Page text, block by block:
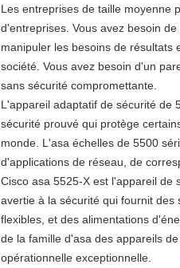
Les entreprises de taille moyenne
d'entreprises. Vous avez besoin
manipuler les besoins de résultats
société. Vous avez besoin d'un
sans sécurité compromettante.
L'appareil adaptatif de sécurité de
sécurité prouvé qui protège
monde. L'asa échelles de 5500
d'applications de réseau, de
Cisco asa 5525-X est l'appareil de
avertie à la sécurité qui fournit
flexibles, et des alimentations
de la famille d'asa des appareils
opérationnelle exceptionnelle.